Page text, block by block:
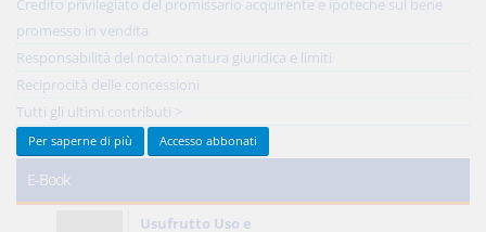
Credito privilegiato del promissario acquirente e ipoteche sul bene
promesso in vendita
Responsabilità del notaio: natura giuridica e limiti
Reciprocità delle concessioni
Tutti gli ultimi contributi >
E-Book
Usufrutto Uso e
Acquista ora
Per saperne di più Accesso abbonati